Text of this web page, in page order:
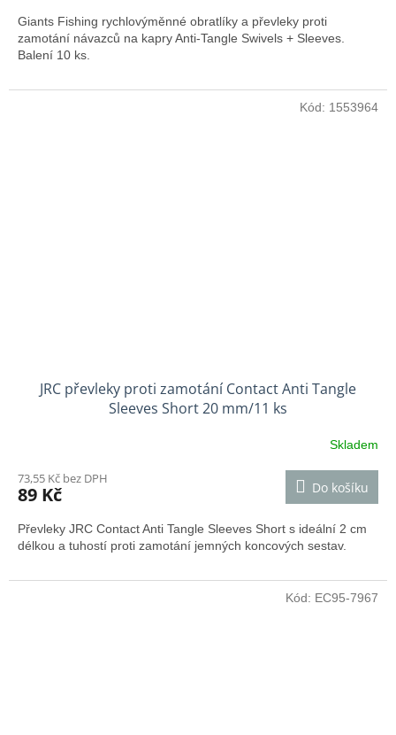
Giants Fishing rychlovýměnné obratlíky a převleky proti
zamotání návazců na kapry Anti-Tangle Swivels + Sleeves.
Balení 10 ks.
JRC převleky proti zamotání Contact Anti Tangle
Sleeves Short 20 mm/11 ks
Skladem
73,55 Kč bez DPH
89 Kč Do košíku
Převleky JRC Contact Anti Tangle Sleeves Short s ideální 2 cm
délkou a tuhostí proti zamotání jemných koncových sestav.
Kód: 1553964
Kód: EC95-7967